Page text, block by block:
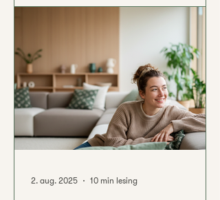
pasientene opplever ingen bedring av slike
behandling med ett eller flere legemidler .
Behovet for nye behandlingsmetoder er
derfor
2. aug. 2025 10 min lesing